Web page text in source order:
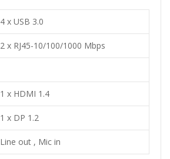
4 x USB 3.0
2 x RJ45-10/100/1000 Mbps
1 x HDMI 1.4
1 x DP 1.2
Line out , Mic in